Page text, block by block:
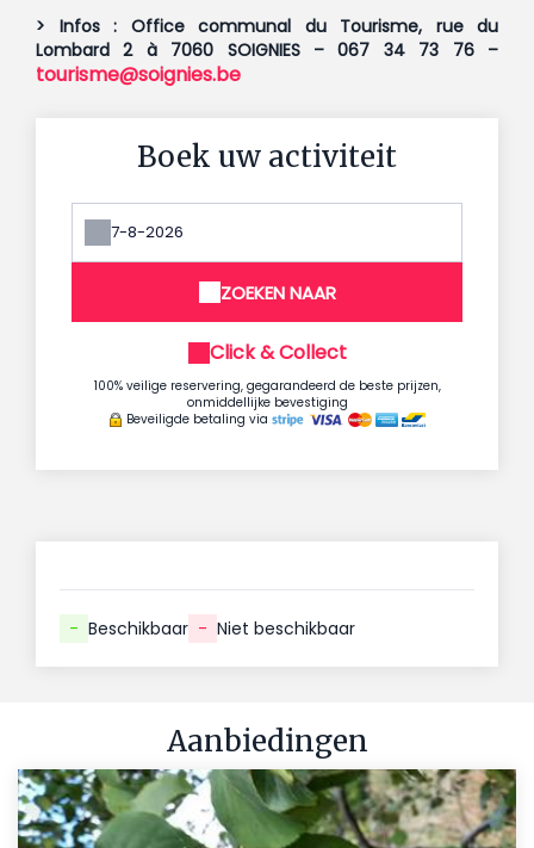
> Infos : Office communal du Tourisme, rue du
Lombard 2 à 7060 SOIGNIES – 067 34 73 76 –
tourisme@soignies.be
Boek uw activiteit
ZOEKEN NAAR
Click & Collect
100% veilige reservering, gegarandeerd de beste prijzen,
onmiddellijke bevestiging
Beveiligde betaling via
- Beschikbaar - Niet beschikbaar
Aanbiedingen